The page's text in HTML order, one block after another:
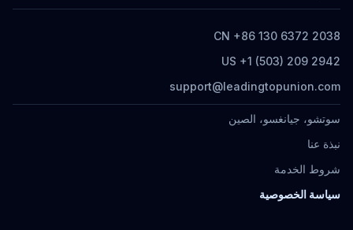
CN +86 130 6372 2038
US +1 (503) 209 2942
support@leadingtopunion.com
سوتشو، جيانغسو، الصين
نبذة عنا
شروط الخدمة
سياسة الخصوصية